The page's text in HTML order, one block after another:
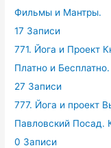
Фильмы и Мантры.
17 Записи
771. Йога и Проект
Платно и
27 Записи
777. Йога и проект
Павловский Посад.
0 Записи